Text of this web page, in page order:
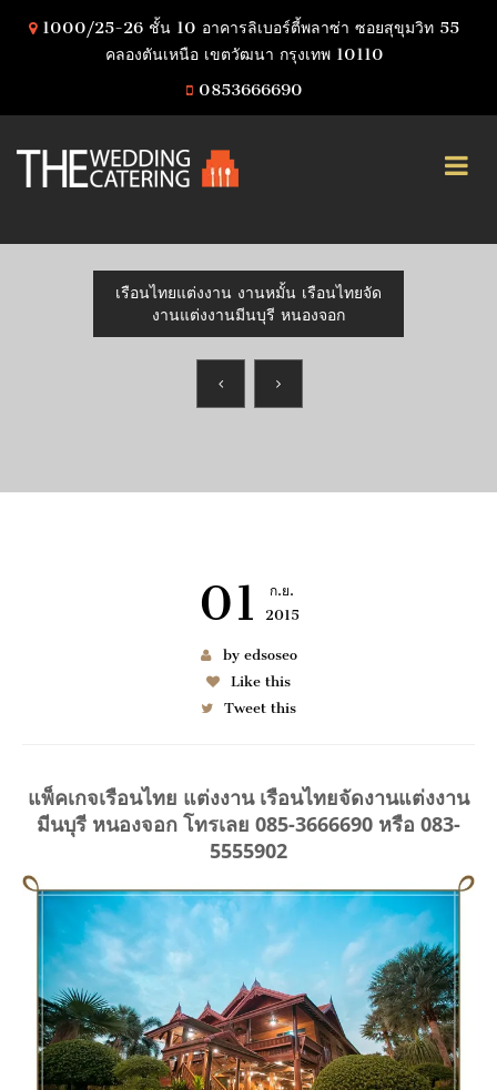
1000/25-26 ชั้น 10 อาคารลิเบอร์ตี้พลาซ่า ซอยสุขุมวิท 55
คลองตันเหนือ เขตวัฒนา กรุงเทพ 10110
0853666690
เรือนไทยแต่งงาน งานหมั้น เรือนไทยจัด
งานแต่งงานมีนบุรี หนองจอก
01
ก.ย.
2015
by edsoseo
Like this
Tweet this
แพ็คเกจเรือนไทย แต่งงาน เรือนไทยจัดงานแต่งงาน
มีนบุรี หนองจอก โทรเลย 085-3666690 หรือ 083-
5555902